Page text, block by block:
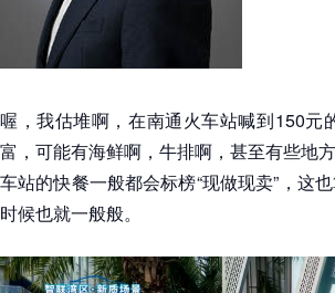
喔，我估堆啊，在南通火车站喊到150
富，可能有海鲜啊，牛排啊，甚至有些地
车站的快餐一般都会标榜“现做现卖”，这
时候也就一般般。